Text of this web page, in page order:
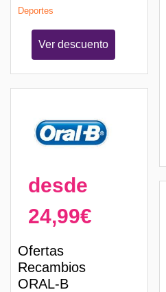
Deportes
Ver descuento
desde
24,99€
Ofertas
Recambios
ORAL-B